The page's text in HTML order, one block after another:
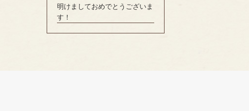
明けましておめでとうございま
す！